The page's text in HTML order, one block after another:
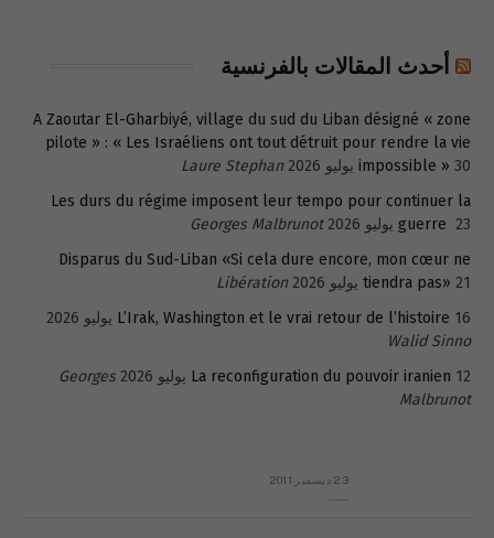
أحدث المقالات بالفرنسية
A Zaoutar El-Gharbiyé, village du sud du Liban désigné « zone
pilote » : « Les Israéliens ont tout détruit pour rendre la vie
impossible » 30 يوليو 2026
Laure Stephan
Les durs du régime imposent leur tempo pour continuer la
guerre 23 يوليو 2026
Georges Malbrunot
Disparus du Sud-Liban «Si cela dure encore, mon cœur ne
tiendra pas» 21 يوليو 2026
Libération
L’Irak, Washington et le vrai retour de l’histoire 16 يوليو 2026
Walid Sinno
La reconfiguration du pouvoir iranien 12 يوليو 2026
Georges
Malbrunot
23 ديسمبر 2011